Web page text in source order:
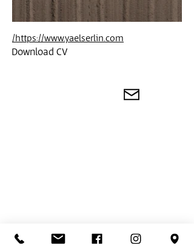
https://www.yaelserlin.com/
Download CV